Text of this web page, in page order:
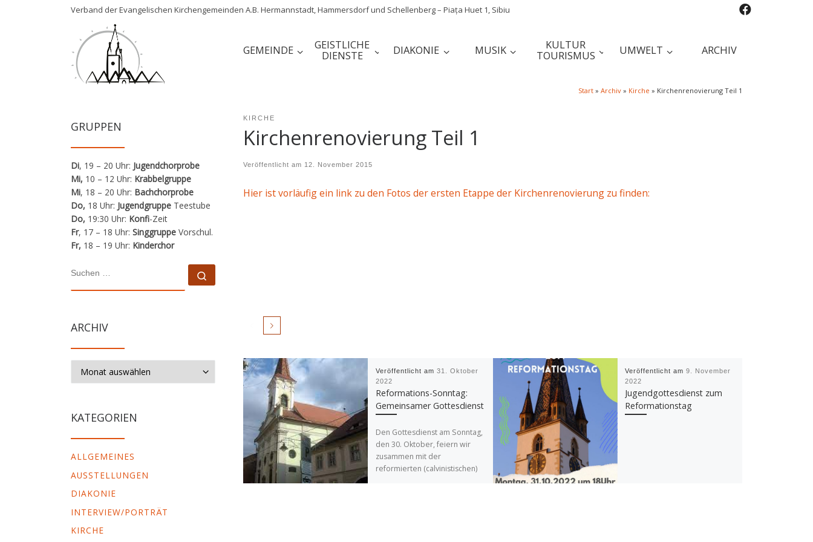
Verband der Evangelischen Kirchengemeinden A.B. Hermannstadt, Hammersdorf und Schellenberg – Piața Huet 1, Sibiu
GEMEINDE GEISTLICHE
DIENSTE DIAKONIE MUSIK KULTUR
TOURISMUS UMWELT ARCHIV
Start » Archiv » Kirche » Kirchenrenovierung Teil 1
KIRCHE
Kirchenrenovierung Teil 1
Veröffentlicht am 12. November 2015
Hier ist vorläufig ein link zu den Fotos der ersten Etappe der Kirchenrenovierung zu finden:
Veröffentlicht am 31. Oktober
2022
Reformations-Sonntag:
Gemeinsamer Gottesdienst
Den Gottesdienst am Sonntag,
den 30. Oktober, feiern wir
zusammen mit der
reformierten (calvinistischen)
Veröffentlicht am9. November
2022
Jugendgottesdienst zum
Reformationstag
GRUPPEN
Di, 19 – 20 Uhr: Jugendchorprobe
Mi, 10 – 12 Uhr: Krabbelgruppe
Mi, 18 – 20 Uhr: Bachchorprobe
Do, 18 Uhr: Jugendgruppe Teestube
Do, 19:30 Uhr: Konfi-Zeit
Fr, 17 – 18 Uhr: Singgruppe Vorschul.
Fr, 18 – 19 Uhr: Kinderchor
SUCHE
ARCHIV
KATEGORIEN
ALLGEMEINES
AUSSTELLUNGEN
DIAKONIE
INTERVIEW/PORTRÄT
KIRCHE